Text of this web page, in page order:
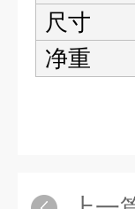
尺寸
净重